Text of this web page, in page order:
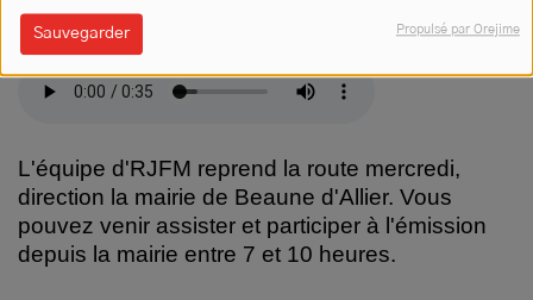
Sauvegarder Propulsé par Orejime
communal qui héberge l’Auberge.
L'équipe d'RJFM reprend la route mercredi,
direction la mairie de Beaune d'Allier. Vous
pouvez venir assister et participer à l'émission
depuis la mairie entre 7 et 10 heures.